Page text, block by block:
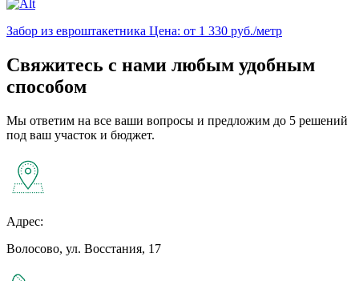
Забор из евроштакетника Цена: от 1 330 руб./метр
Свяжитесь с нами любым удобным
способом
Мы ответим на все ваши вопросы и предложим до 5 решений
под ваш участок и бюджет.
Адрес:
Волосово, ул. Восстания, 17